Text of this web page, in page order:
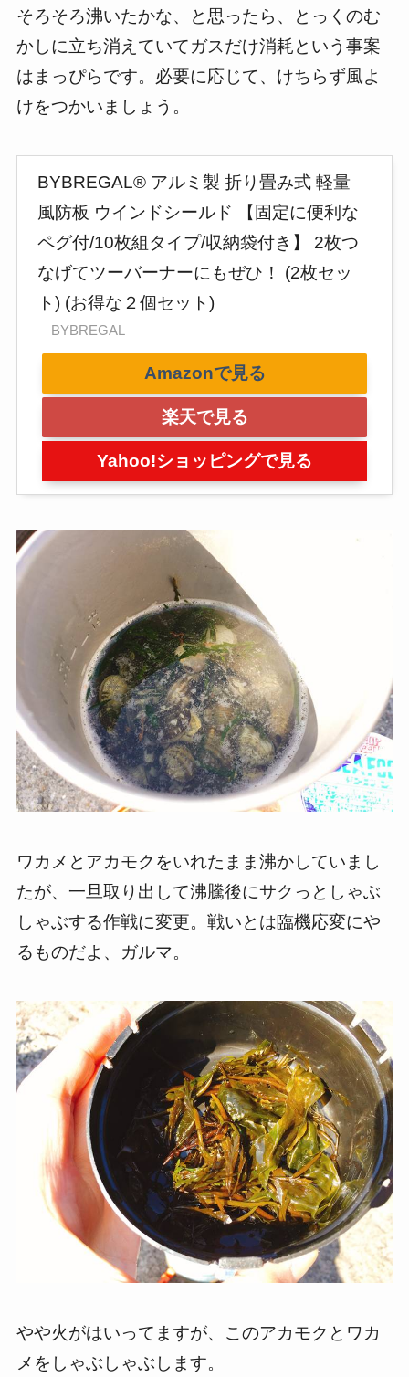
そろそろ沸いたかな、と思ったら、とっくのむ
かしに立ち消えていてガスだけ消耗という事案
はまっぴらです。必要に応じて、けちらず風よ
けをつかいましょう。
BYBREGAL® アルミ製 折り畳み式 軽量
風防板 ウインドシールド 【固定に便利な
ペグ付/10枚組タイプ/収納袋付き】 2枚つ
なげてツーバーナーにもぜひ！ (2枚セッ
ト) (お得な２個セット)
BYBREGAL
Amazonで見る
楽天で見る
Yahoo!ショッピングで見る
ワカメとアカモクをいれたまま沸かしていまし
たが、一旦取り出して沸騰後にサクっとしゃぶ
しゃぶする作戦に変更。戦いとは臨機応変にや
るものだよ、ガルマ。
やや火がはいってますが、このアカモクとワカ
メをしゃぶしゃぶします。